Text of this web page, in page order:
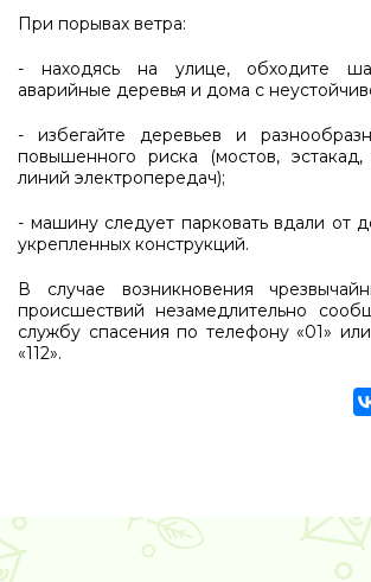
При порывах ветра:
- находясь на улице, обходите
аварийные деревья и дома с
- избегайте деревьев и
повышенного риска (мостов, эстакад,
линий электропередач);
- машину следует парковать вдали от
укрепленных конструкций.
В случае возникновения
происшествий незамедлительно
службу спасения по телефону «01»
«112».